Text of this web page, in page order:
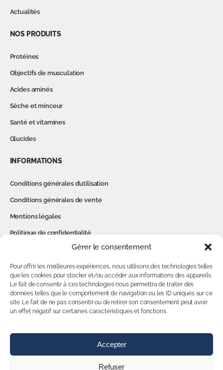
Gérer le consentement
Pour offrir les meilleures expériences, nous utilisons des technologies telles
que les cookies pour stocker et/ou accéder aux informations des appareils.
Le fait de consentir à ces technologies nous permettra de traiter des
données telles que le comportement de navigation ou les ID uniques sur ce
site. Le fait de ne pas consentir ou de retirer son consentement peut avoir
un effet négatif sur certaines caractéristiques et fonctions.
Accepter
Refuser
Actualités
NOS PRODUITS
Protéines
Objectifs de musculation
Acides aminés
Sèche et minceur
Santé et vitamines
Glucides
INFORMATIONS
Conditions générales d’utilisation
Conditions générales de vente
Mentions légales
Politique de confidentialité
Contact
MON COMPTE
Accédez à votre compte
NOUS SUIVRE